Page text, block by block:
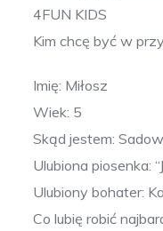
4FUN KIDS
Kim chcę być w
Imię: Miłosz
Wiek: 5
Skąd jestem:
Ulubiona piosenka:
Ulubiony bohater:
Co lubię robić